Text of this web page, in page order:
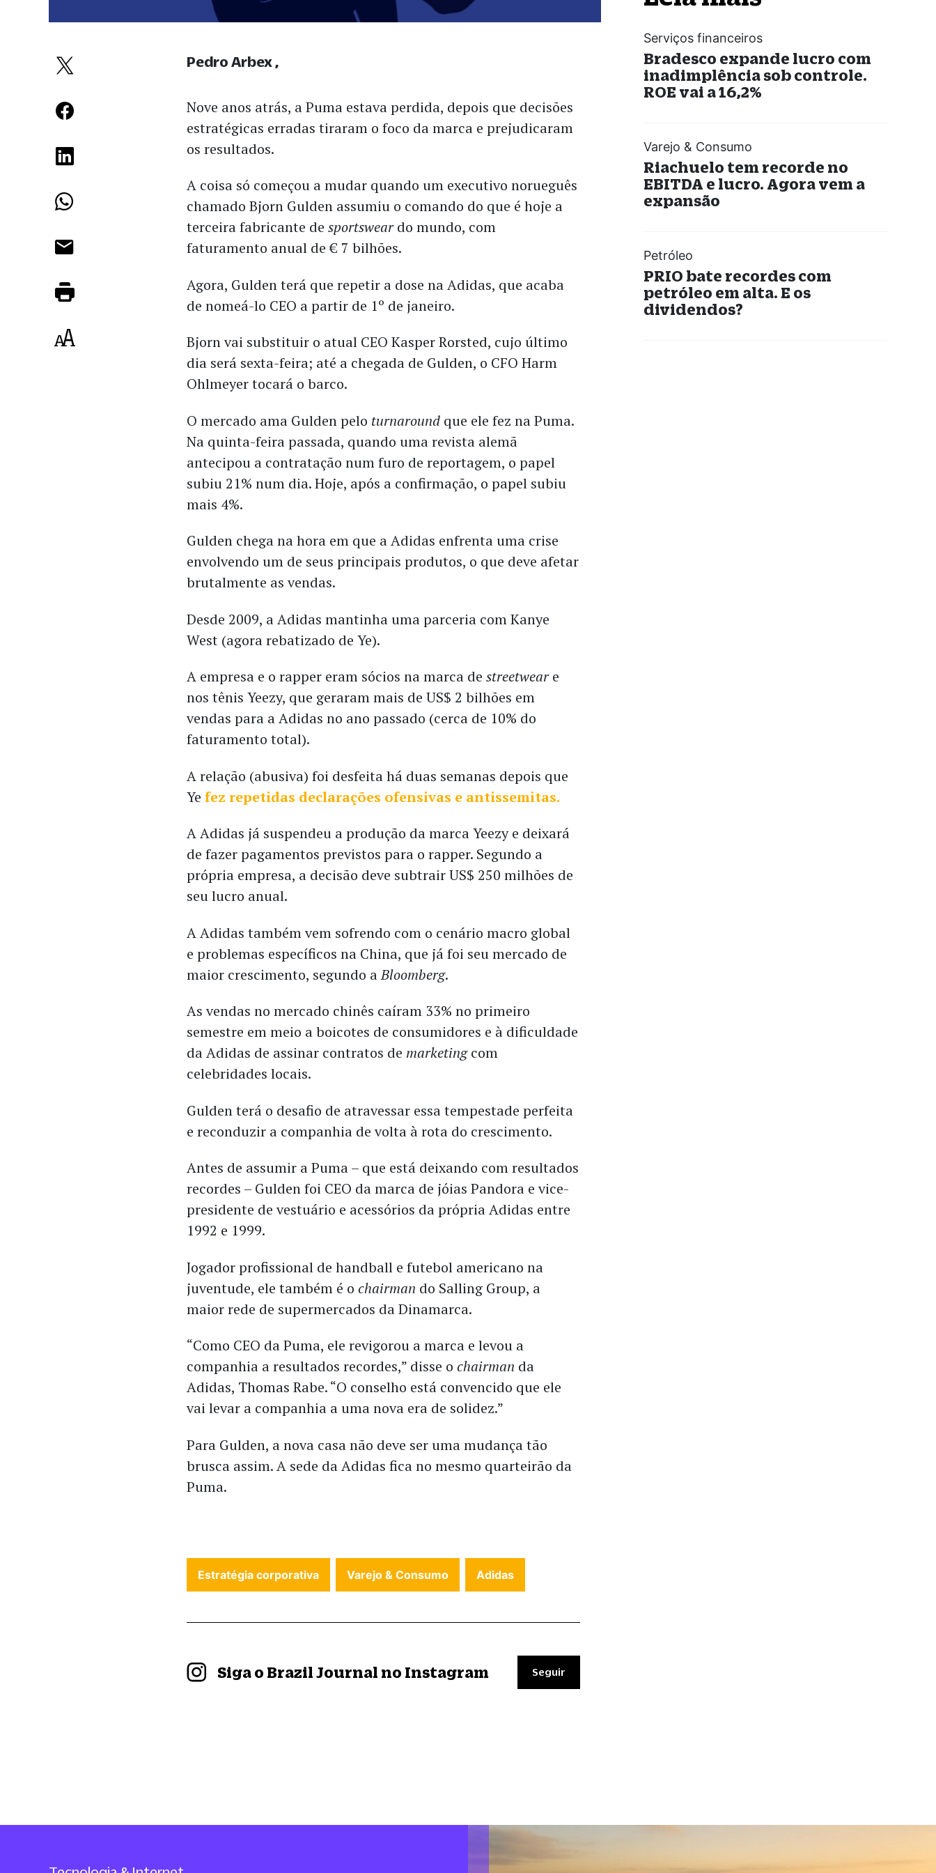
Nove anos atrás, a Puma estava perdida, depois que decisões
estratégicas erradas tiraram o foco da marca e prejudicaram
os resultados.
A coisa só começou a mudar quando um executivo norueguês
chamado Bjorn Gulden assumiu o comando do que é hoje a
terceira fabricante desportsweardo mundo, com
faturamento anual de € 7 bilhões.
Agora, Gulden terá que repetir a dose na Adidas, que acaba
de nomeá-lo CEO a partir de 1º de janeiro.
Bjorn vai substituir o atual CEOKasper Rorsted, cujo último
dia será sexta-feira; até a chegada de Gulden, o CFO Harm
Ohlmeyer tocará o barco.
O mercado ama Gulden pelo turnaround que ele fez na Puma.
Na quinta-feira passada, quando uma revista alemã
antecipou a contratação num furo de reportagem, o papel
subiu 21% num dia. Hoje, após a confirmação, o papel subiu
mais 4%.
Gulden chega na hora em que a Adidas enfrenta uma crise
envolvendo um de seus principais produtos, o que deve afetar
brutalmente as vendas.
Desde 2009, a Adidas mantinha uma parceria com Kanye
West (agora rebatizado de Ye).
A empresa e o rapper eram sócios na marca destreetweare
nos tênis Yeezy, que geraram mais de US$ 2 bilhões em
vendas para a Adidas no ano passado (cerca de 10% do
faturamento total).
A relação (abusiva) foi desfeita há duas semanas depois que
Yefez repetidas declarações ofensivas e antissemitas.
A Adidas já suspendeu a produção da marca Yeezy e deixará
de fazer pagamentos previstos para o rapper. Segundo a
própria empresa, a decisão deve subtrair US$ 250 milhões de
seu lucro anual.
A Adidas também vem sofrendo com o cenário macro global
e problemas específicos na China, que já foi seu mercado de
maior crescimento, segundo aBloomberg.
As vendas no mercado chinês caíram 33% no primeiro
semestre em meio a boicotes de consumidores e à dificuldade
da Adidas de assinar contratos de marketingcom
celebridades locais.
Gulden terá o desafio de atravessar essa tempestade perfeita
e reconduzir a companhia de volta à rota do crescimento.
Antes de assumir a Puma – que está deixando com resultados
recordes – Gulden foi CEO da marca de jóias Pandora e vice-
presidente de vestuário e acessórios da própria Adidas entre
1992 e 1999.
Jogador profissional de handball e futebol americano na
juventude, ele também é ochairman do Salling Group, a
maior rede de supermercados da Dinamarca.
“Como CEO da Puma, ele revigorou a marca e levou a
companhia a resultados recordes,” disse ochairman da
Adidas, Thomas Rabe. “O conselho está convencido que ele
vai levar a companhia a uma nova era de solidez.”
Para Gulden, a nova casa não deve ser uma mudança tão
brusca assim. A sede da Adidas fica no mesmo quarteirão da
Puma.
Pedro Arbex
Estratégia corporativa Varejo & Consumo Adidas
Siga o Brazil Journal no Instagram Seguir
Serviços financeiros
Bradesco expande lucro com
inadimplência sob controle.
ROE vai a 16,2%
Varejo & Consumo
Riachuelo tem recorde no
EBITDA e lucro. Agora vem a
expansão
Petróleo
PRIO bate recordes com
petróleo em alta. E os
dividendos?